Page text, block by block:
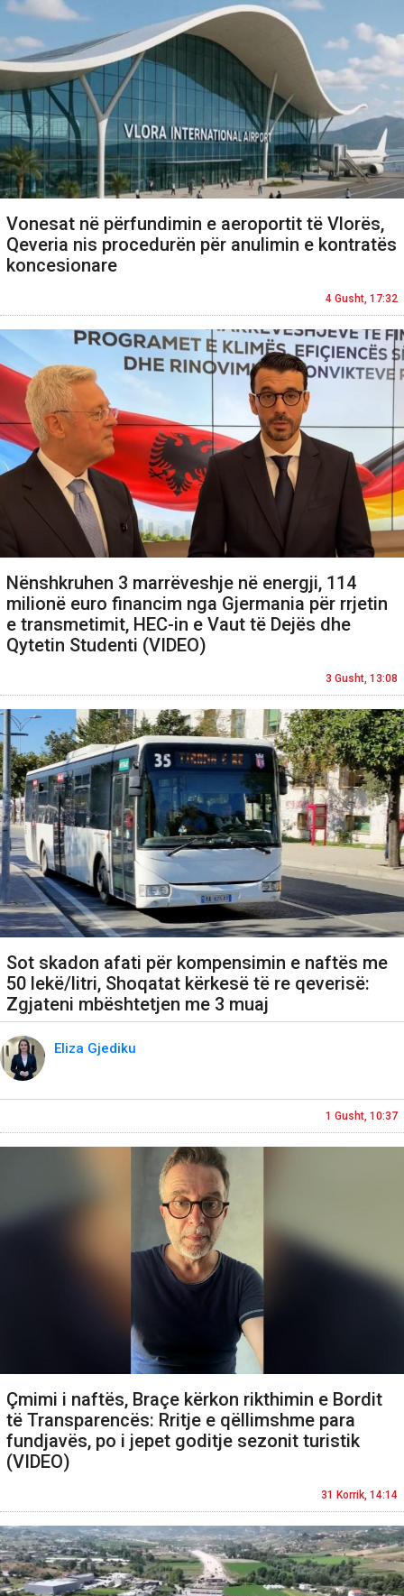
Vonesat në përfundimin e aeroportit të Vlorës,
Qeveria nis procedurën për anulimin e kontratës
koncesionare
4 Gusht, 17:32
Nënshkruhen 3 marrëveshje në energji, 114
milionë euro financim nga Gjermania për rrjetin
e transmetimit, HEC-in e Vaut të Dejës dhe
Qytetin Studenti (VIDEO)
3 Gusht, 13:08
Sot skadon afati për kompensimin e naftës me
50 lekë/litri, Shoqatat kërkesë të re qeverisë:
Zgjateni mbështetjen me 3 muaj
Eliza Gjediku
1 Gusht, 10:37
Çmimi i naftës, Braçe kërkon rikthimin e Bordit
të Transparencës: Rritje e qëllimshme para
fundjavës, po i jepet goditje sezonit turistik
(VIDEO)
31 Korrik, 14:14